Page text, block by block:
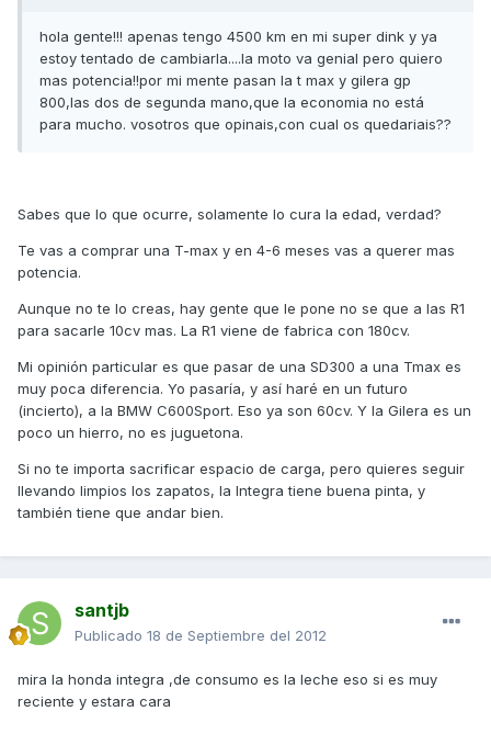
hola gente!!! apenas tengo 4500 km en mi super dink y ya
estoy tentado de cambiarla....la moto va genial pero quiero
mas potencia!!por mi mente pasan la t max y gilera gp
800,las dos de segunda mano,que la economia no está
para mucho. vosotros que opinais,con cual os quedariais??
Sabes que lo que ocurre, solamente lo cura la edad, verdad?
Te vas a comprar una T-max y en 4-6 meses vas a querer mas
potencia.
Aunque no te lo creas, hay gente que le pone no se que a las R1
para sacarle 10cv mas. La R1 viene de fabrica con 180cv.
Mi opinión particular es que pasar de una SD300 a una Tmax es
muy poca diferencia. Yo pasaría, y así haré en un futuro
(incierto), a la BMW C600Sport. Eso ya son 60cv. Y la Gilera es un
poco un hierro, no es juguetona.
Si no te importa sacrificar espacio de carga, pero quieres seguir
llevando limpios los zapatos, la Integra tiene buena pinta, y
también tiene que andar bien.
santjb
Publicado 18 de Septiembre del 2012
mira la honda integra ,de consumo es la leche eso si es muy
reciente y estara cara